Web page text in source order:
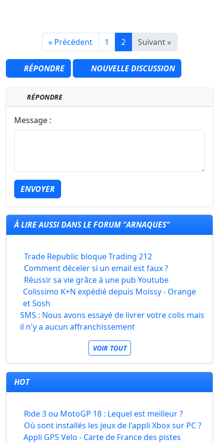
« Précédent 1 2 Suivant »
RÉPONDRE NOUVELLE DISCUSSION
RÉPONDRE
Message :
ENVOYER
À LIRE AUSSI DANS LE FORUM "ARNAQUES"
Trade Republic bloque Trading 212
Comment déceler si un email est faux ?
Réussir sa vie grâce à une pub Youtube
Colissimo K+N expédié depuis Moissy - Orange
et Sosh
SMS : Nous avons essayé de livrer votre colis mais
il n'y a aucun affranchissement
VOIR TOUT
HOT
Ride 3 ou MotoGP 18 : Lequel est meilleur ?
Où sont installés les jeux de l'appli Xbox sur PC ?
Appli GPS Velo - Carte de France des pistes